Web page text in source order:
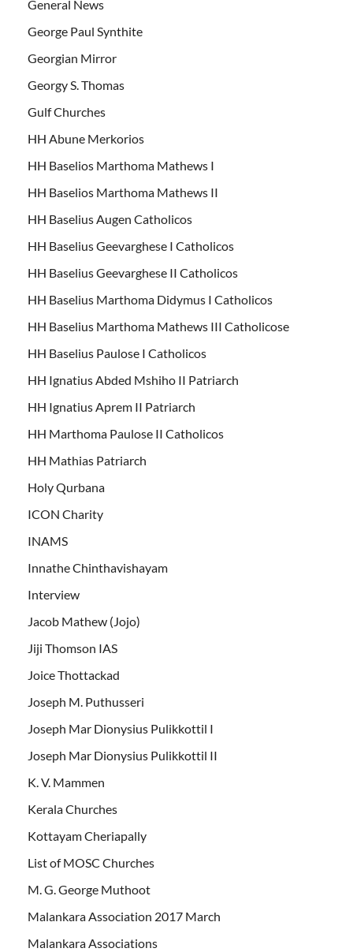
General News
George Paul Synthite
Georgian Mirror
Georgy S. Thomas
Gulf Churches
HH Abune Merkorios
HH Baselios Marthoma Mathews I
HH Baselios Marthoma Mathews II
HH Baselius Augen Catholicos
HH Baselius Geevarghese I Catholicos
HH Baselius Geevarghese II Catholicos
HH Baselius Marthoma Didymus I Catholicos
HH Baselius Marthoma Mathews III Catholicose
HH Baselius Paulose I Catholicos
HH Ignatius Abded Mshiho II Patriarch
HH Ignatius Aprem II Patriarch
HH Marthoma Paulose II Catholicos
HH Mathias Patriarch
Holy Qurbana
ICON Charity
INAMS
Innathe Chinthavishayam
Interview
Jacob Mathew (Jojo)
Jiji Thomson IAS
Joice Thottackad
Joseph M. Puthusseri
Joseph Mar Dionysius Pulikkottil I
Joseph Mar Dionysius Pulikkottil II
K. V. Mammen
Kerala Churches
Kottayam Cheriapally
List of MOSC Churches
M. G. George Muthoot
Malankara Association 2017 March
Malankara Associations